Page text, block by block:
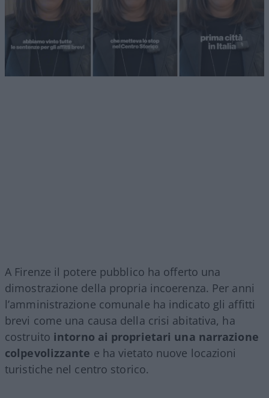
A Firenze il potere pubblico ha offerto una
dimostrazione della propria incoerenza. Per anni
l’amministrazione comunale ha indicato gli affitti
brevi come una causa della crisi abitativa, ha
costruito intorno ai proprietari una narrazione
colpevolizzante e ha vietato nuove locazioni
turistiche nel centro storico.